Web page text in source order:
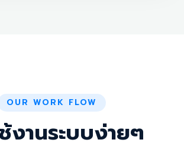
OUR WORK FLOW
งานระบบง่ายๆ